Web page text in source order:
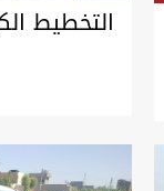
التخطيط
بتقديم